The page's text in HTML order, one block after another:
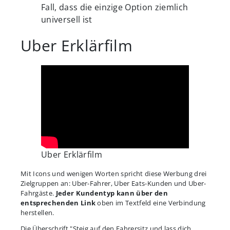
Fall, dass die einzige Option ziemlich
universell ist
Uber Erklärfilm
Uber Erklärfilm
Mit Icons und wenigen Worten spricht diese Werbung drei
Zielgruppen an: Uber-Fahrer, Uber Eats-Kunden und Uber-
Fahrgäste. Jeder Kundentyp kann über den
entsprechenden Linkoben im Textfeld eine Verbindung
herstellen.